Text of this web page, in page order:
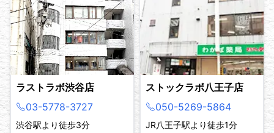
ラストラボ渋谷店
03-5778-3727
渋谷駅より徒歩3分
ストックラボ八王子店
050-5269-5864
JR八王子駅より徒歩1分